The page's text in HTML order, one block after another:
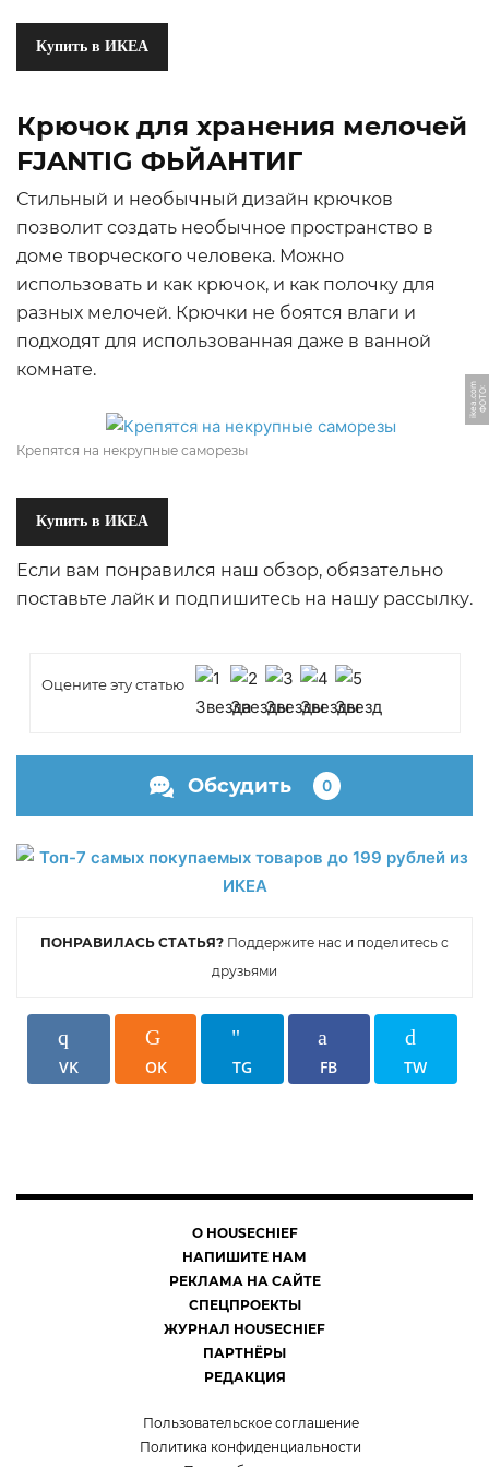
Купить в ИКЕА
Крючок для хранения мелочей
FJANTIG ФЬЙАНТИГ
Стильный и необычный дизайн крючков
позволит создать необычное пространство в
доме творческого человека. Можно
использовать и как крючок, и как полочку для
разных мелочей. Крючки не боятся влаги и
подходят для использованная даже в ванной
комнате.
Ф
О
Т
О:
i
k
e
a.
c
o
m
Крепятся на некрупные саморезы
Купить в ИКЕА
Если вам понравился наш обзор, обязательно
поставьте лайк и подпишитесь на нашу рассылку.
Оцените эту статью
Обсудить 0
ПОНРАВИЛАСЬ СТАТЬЯ? Поддержите нас и поделитесь с
друзьями
VK OK TG FB TW
О HOUSECHIEF
НАПИШИТЕ НАМ
РЕКЛАМА НА САЙТЕ
СПЕЦПРОЕКТЫ
ЖУРНАЛ HOUSECHIEF
ПАРТНЁРЫ
РЕДАКЦИЯ
Пользовательское соглашение
Политика конфиденциальности